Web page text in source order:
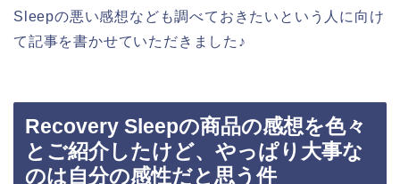
Sleepの悪い感想なども調べておきたいという人に向け
て記事を書かせていただきました♪
Recovery Sleepの商品の感想を色々
とご紹介したけど、やっぱり大事な
のは自分の感性だと思う件